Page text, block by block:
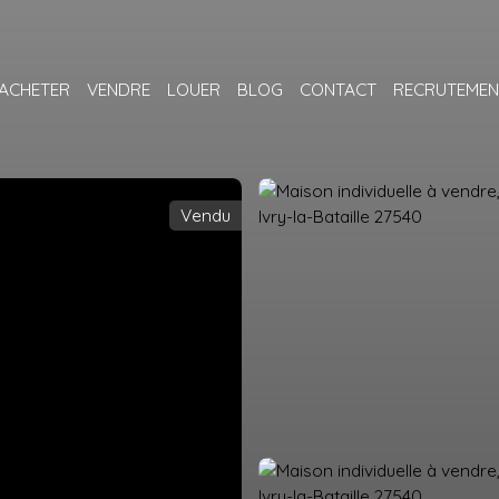
ACHETER VENDRE LOUER BLOG CONTACT
Vendu